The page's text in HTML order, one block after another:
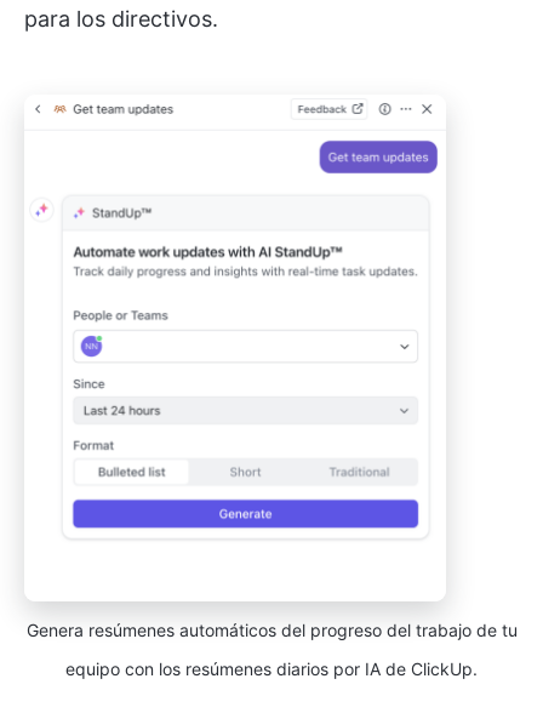
para los directivos.
Genera resúmenes automáticos del progreso del trabajo de tu
equipo con los resúmenes diarios por IA de ClickUp.